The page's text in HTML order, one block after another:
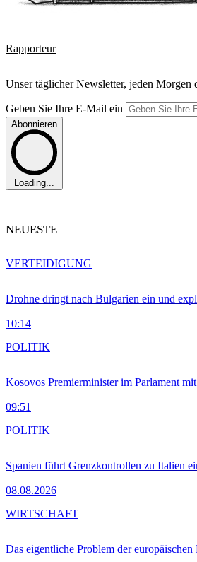
Rapporteur
Unser täglicher Newsletter, jeden
Geben Sie Ihre E-Mail ein
Abonnieren
Loading...
NEUESTE
Drohne dringt nach Bulgarien ein und
10:14
VERTEIDIGUNG
Kosovos Premierminister im Parlament
09:51
POLITIK
Spanien führt Grenzkontrollen zu Italien
08.08.2026
POLITIK
Das eigentliche Problem der
WIRTSCHAFT